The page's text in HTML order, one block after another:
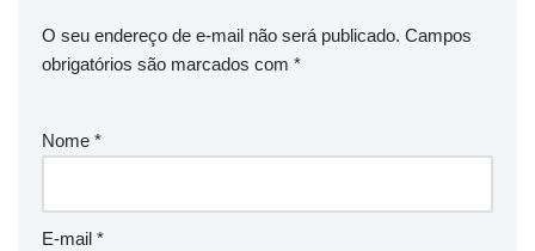
O seu endereço de e-mail não será publicado. Campos
obrigatórios são marcados com *
Nome *
E-mail *